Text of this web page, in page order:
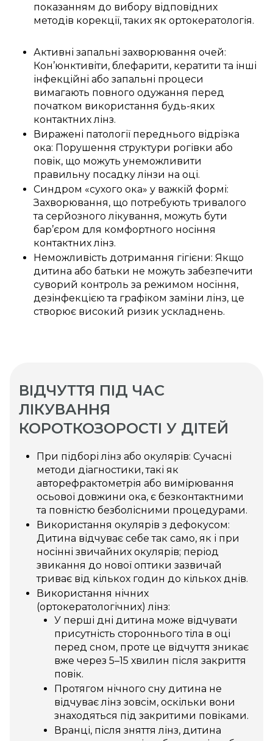
показанням до вибору відповідних
методів корекції, таких як ортокератологія.
Активні запальні захворювання очей:
Кон’юнктивіти, блефарити, кератити та інші
інфекційні або запальні процеси
вимагають повного одужання перед
початком використання будь-яких
контактних лінз.
Виражені патології переднього відрізка
ока: Порушення структури рогівки або
повік, що можуть унеможливити
правильну посадку лінзи на оці.
Синдром «сухого ока» у важкій формі:
Захворювання, що потребують тривалого
та серйозного лікування, можуть бути
бар’єром для комфортного носіння
контактних лінз.
Неможливість дотримання гігієни: Якщо
дитина або батьки не можуть забезпечити
суворий контроль за режимом носіння,
дезінфекцією та графіком заміни лінз, це
створює високий ризик ускладнень.
ВІДЧУТТЯ ПІД ЧАС
ЛІКУВАННЯ
КОРОТКОЗОРОСТІ У ДІТЕЙ
При підборі лінз або окулярів: Сучасні
методи діагностики, такі як
авторефрактометрія або вимірювання
осьової довжини ока, є безконтактними
та повністю безболісними процедурами.
Використання окулярів з дефокусом:
Дитина відчуває себе так само, як і при
носінні звичайних окулярів; період
звикання до нової оптики зазвичай
триває від кількох годин до кількох днів.
Використання нічних
(ортокератологічних) лінз:
У перші дні дитина може відчувати
присутність стороннього тіла в оці
перед сном, проте це відчуття зникає
вже через 5–15 хвилин після закриття
повік.
Протягом нічного сну дитина не
відчуває лінз зовсім, оскільки вони
знаходяться під закритими повіками.
Вранці, після зняття лінз, дитина